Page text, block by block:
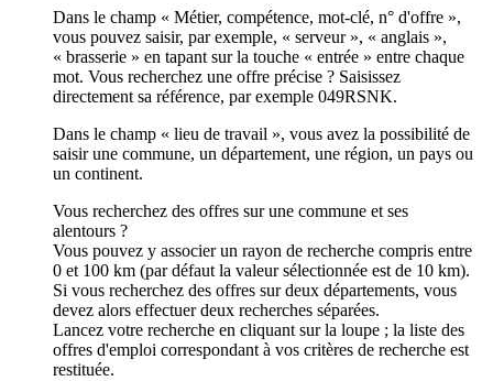
Dans le champ « Métier, compétence, mot-clé, n° d'offre »,
vous pouvez saisir, par exemple, « serveur », « anglais »,
« brasserie » en tapant sur la touche « entrée » entre chaque
mot. Vous recherchez une offre précise ? Saisissez
directement sa référence, par exemple 049RSNK.
Dans le champ « lieu de travail », vous avez la possibilité de
saisir une commune, un département, une région, un pays ou
un continent.
Vous recherchez des offres sur une commune et ses
alentours ?
Vous pouvez y associer un rayon de recherche compris entre
0 et 100 km (par défaut la valeur sélectionnée est de 10 km).
Si vous recherchez des offres sur deux départements, vous
devez alors effectuer deux recherches séparées.
Lancez votre recherche en cliquant sur la loupe ; la liste des
offres d'emploi correspondant à vos critères de recherche est
restituée.